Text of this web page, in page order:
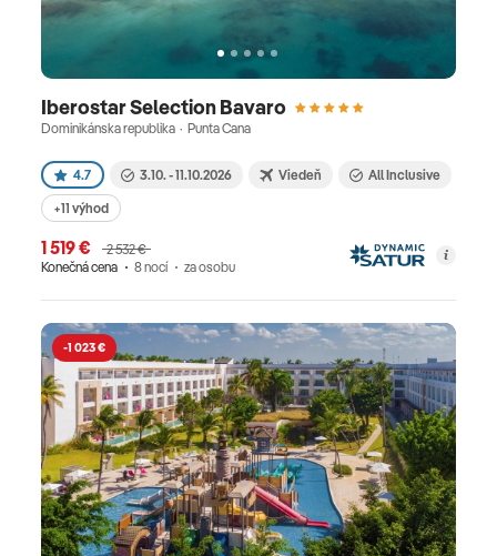
Iberostar Selection Bavaro
Dominikánska republika · Punta Cana
4.7 3.10. - 11.10.2026 Viedeň All Inclusive
+11 výhod
1 519 €
2 532 €
Konečná cena
8 nocí za osobu
-1 023 €